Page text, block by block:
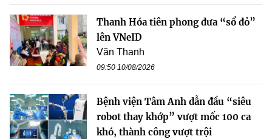
Thanh Hóa tiên phong đưa “sổ đỏ”
lên VNeID
Văn Thanh
09:50 10/08/2026
Bệnh viện Tâm Anh dẫn đầu “siêu
robot thay khớp” vượt mốc 100 ca
khó, thành công vượt trội